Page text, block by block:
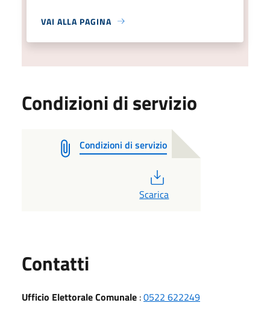
VAI ALLA PAGINA
Condizioni di servizio
Condizioni di servizio
Scarica
Contatti
Ufficio Elettorale Comunale :0522 622249